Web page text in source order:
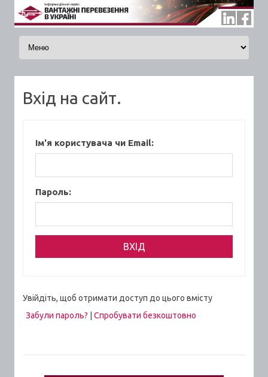
Skip to content
Вхід на сайт.
Ім'я користувача чи Email:
Пароль:
Увійдіть, щоб отримати доступ до цього вмісту
Забули пароль?
Спробувати безкоштовно